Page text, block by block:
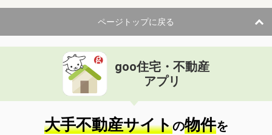
ページトップに戻る
goo住宅・不動産
アプリ
大手不動産サイトの物件を